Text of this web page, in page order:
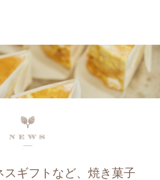
スギフトなど、焼き菓子